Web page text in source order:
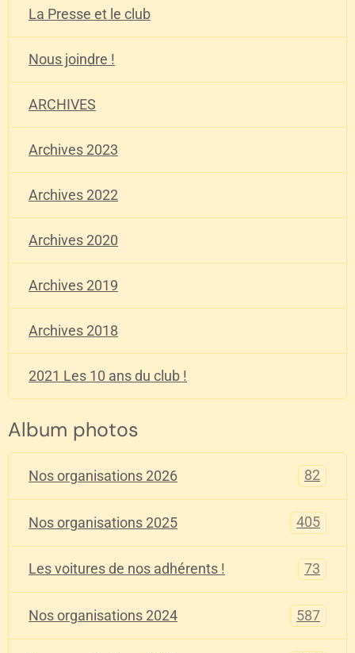
La Presse et le club
Nous joindre !
ARCHIVES
Archives 2023
Archives 2022
Archives 2020
Archives 2019
Archives 2018
2021 Les 10 ans du club !
Album photos
Nos organisations 2026 82
Nos organisations 2025 405
Les voitures de nos adhérents ! 73
Nos organisations 2024 587